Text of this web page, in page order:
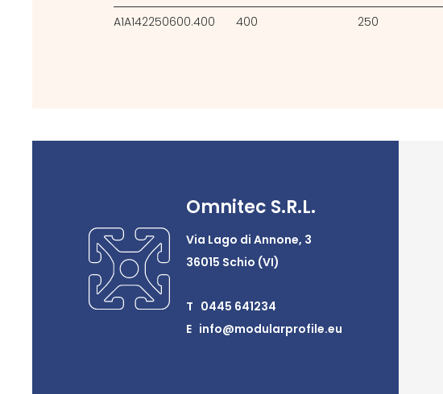
A1A142250600.400
400
250
Omnitec S.R.L.
Via Lago di Annone, 3
36015 Schio (VI)
T 0445 641234
E info@modularprofile.eu